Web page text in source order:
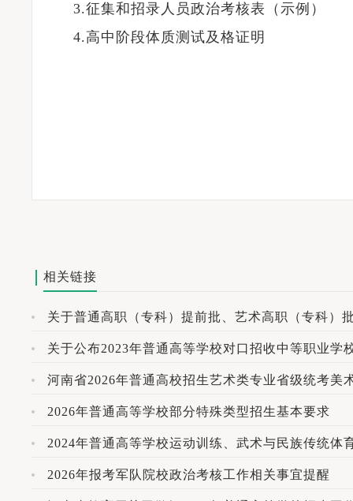
3.征集和招录人员政治考核表（示例）
4.高中阶段体质测试及格证明
相关链接
关于普通高职（专科）提前批、艺术高职（专科）
关于公布2023年普通高等学校对口招收中等职业学
2026年普通高等学校部分特殊类型招生基本要求
2024年普通高等学校运动训练、武术与民族传统体
2026年报考军队院校政治考核工作相关事宜提醒